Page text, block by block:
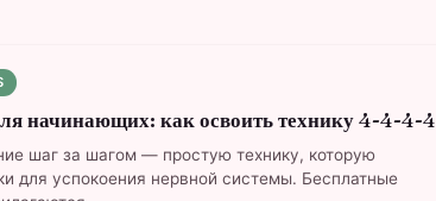
начинающих: как освоить технику 4-4-4-4
шаг за шагом — простую технику, которую
для успокоения нервной системы. Бесплатные